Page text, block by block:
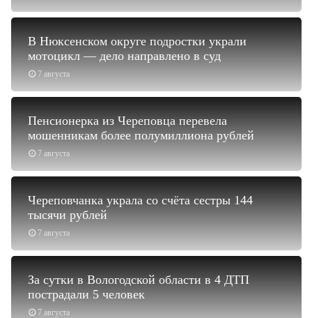
7 августа
В Нюксенском округе подростки украли
мотоцикл — дело направлено в суд
7 августа
Пенсионерка из Череповца перевела
мошенникам более полумиллиона рублей
7 августа
Череповчанка украла со счёта сестры 144
тысячи рублей
7 августа
За сутки в Вологодской области в 4 ДТП
пострадали 5 человек